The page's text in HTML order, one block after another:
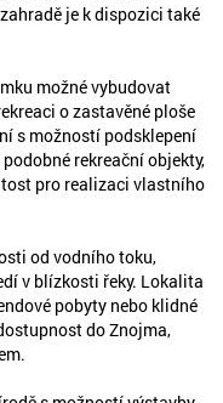
je k dispozici také
možné vybudovat
o zastavěné ploše
s možností podsklepení
rekreační objekty,
pro realizaci vlastního
od vodního toku,
v blízkosti řeky. Lokalita
pobyty nebo klidné
do Znojma,